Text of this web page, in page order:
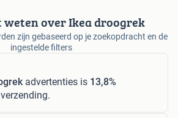
weten over Ikea droogrek
zijn gebaseerd op je zoekopdracht en de
ingestelde filters
advertenties is 13,8%